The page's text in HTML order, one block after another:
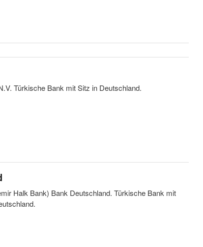
Türkische Bank mit Sitz in Deutschland.
Halk Bank) Bank Deutschland. Türkische Bank mit